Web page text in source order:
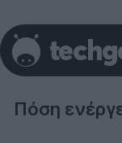
Πόση